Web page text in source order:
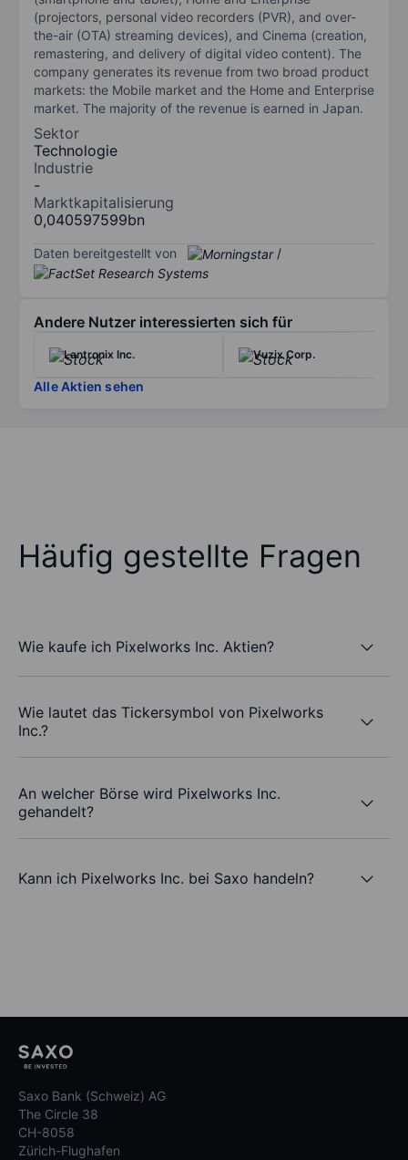
(projectors, personal video recorders (PVR), and over-
the-air (OTA) streaming devices), and Cinema (creation,
remastering, and delivery of digital video content). The
company generates its revenue from two broad product
markets: the Mobile market and the Home and Enterprise
market. The majority of the revenue is earned in Japan.
Sektor
Technologie
Industrie
-
Marktkapitalisierung
0,040597599bn
Daten bereitgestellt von /
Andere Nutzer interessierten sich für
Lantronix Inc. Vuzix Corp.
Alle Aktien sehen
Häufig gestellte Fragen
Wie kaufe ich Pixelworks Inc. Aktien?
Wie lautet das Tickersymbol von Pixelworks
Inc.?
An welcher Börse wird Pixelworks Inc.
gehandelt?
Kann ich Pixelworks Inc. bei Saxo handeln?
Saxo Bank (Schweiz) AG
The Circle 38
CH-8058
Zürich-Flughafen